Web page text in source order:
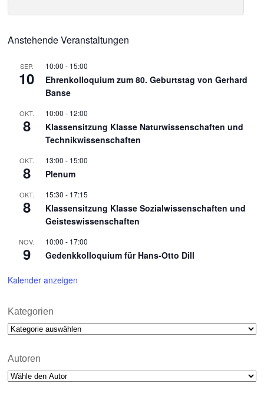
Anstehende Veranstaltungen
SEP.
10
10:00 - 15:00
Ehrenkolloquium zum 80. Geburtstag von Gerhard
Banse
OKT.
8
10:00 - 12:00
Klassensitzung Klasse Naturwissenschaften und
Technikwissenschaften
OKT.
8
13:00 - 15:00
Plenum
OKT.
8
15:30 - 17:15
Klassensitzung Klasse Sozialwissenschaften und
Geisteswissenschaften
NOV.
9
10:00 - 17:00
Gedenkkolloquium für Hans-Otto Dill
Kalender anzeigen
Kategorien
Kategorien
Autoren